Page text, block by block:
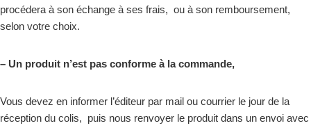
procédera à son échange à ses frais, ou à son remboursement,
selon votre choix.
– Un produit n’est pas conforme à la commande,
Vous devez en informer l’éditeur par mail ou courrier le jour de la
réception du colis, puis nous renvoyer le produit dans un envoi avec